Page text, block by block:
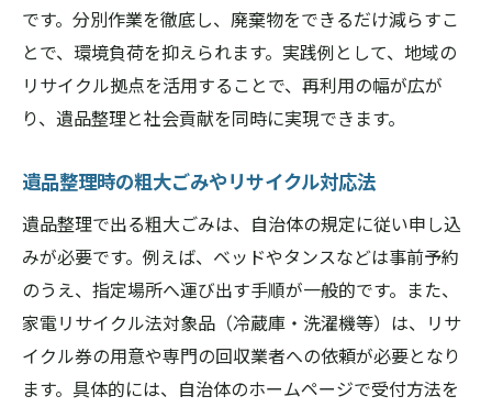
です。分別作業を徹底し、廃棄物をできるだけ減らすこ
とで、環境負荷を抑えられます。実践例として、地域の
リサイクル拠点を活用することで、再利用の幅が広が
り、遺品整理と社会貢献を同時に実現できます。
遺品整理時の粗大ごみやリサイクル対応法
遺品整理で出る粗大ごみは、自治体の規定に従い申し込
みが必要です。例えば、ベッドやタンスなどは事前予約
のうえ、指定場所へ運び出す手順が一般的です。また、
家電リサイクル法対象品（冷蔵庫・洗濯機等）は、リサ
イクル券の用意や専門の回収業者への依頼が必要となり
ます。具体的には、自治体のホームページで受付方法を